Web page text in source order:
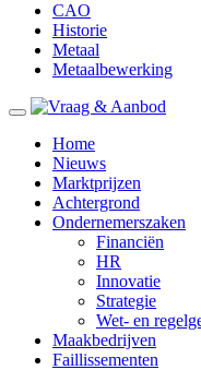
CAO
Historie
Metaal
Metaalbewerking
Home
Nieuws
Marktprijzen
Achtergrond
Ondernemerszaken
Financiën
HR
Innovatie
Strategie
Wet- en
Maakbedrijven
Faillissementen